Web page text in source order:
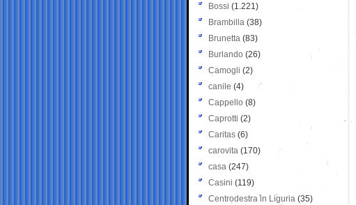
Bossi (1.221)
Brambilla (38)
Brunetta (83)
Burlando (26)
Camogli (2)
canile (4)
Cappello (8)
Caprotti (2)
Caritas (6)
carovita (170)
casa (247)
Casini (119)
Centrodestra in Liguria (35)